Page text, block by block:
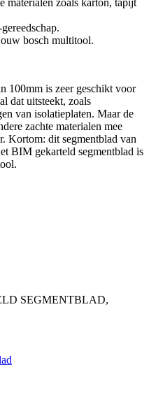
bosch multitool.
100mm is zeer geschikt voor
dat uitsteekt, zoals
van isolatieplaten. Maar de
zachte materialen mee
Kortom: dit segmentblad van
BIM gekarteld segmentblad is
SEGMENTBLAD,